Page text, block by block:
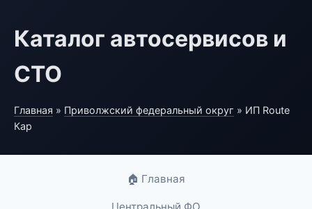
Каталог автосервисов и
СТО
Главная » Приволжский федеральный округ » ИП Route
Кар
🏠 Главная